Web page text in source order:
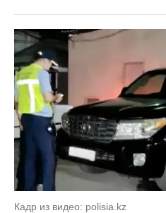
Кадр из видео: polisia.kz